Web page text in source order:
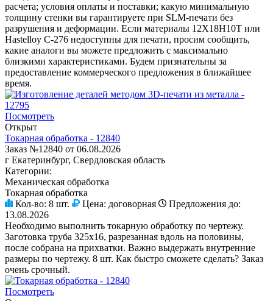
расчета; условия оплаты и поставки; какую минимальную
толщину стенки вы гарантируете при SLM-печати без
разрушения и деформации. Если материалы 12Х18Н10Т или
Hastelloy C-276 недоступны для печати, просим сообщить,
какие аналоги вы можете предложить с максимально
близкими характеристиками. Будем признательны за
предоставление коммерческого предложения в ближайшее
время.
Посмотреть
Открыт
Токарная обработка - 12840
Заказ №12840 от 06.08.2026
г Екатеринбург, Свердловская область
Категории:
Механическая обработка
Токарная обработка
Кол-во: 8 шт. Цена: договорная
Предложения до:
13.08.2026
Необходимо выполнить токарную обработку по чертежу.
Заготовка труба 325х16, разрезанная вдоль на половины,
после собрана на прихватки. Важно выдержать внутренние
размеры по чертежу. 8 шт. Как быстро сможете сделать? Заказ
очень срочный.
Посмотреть